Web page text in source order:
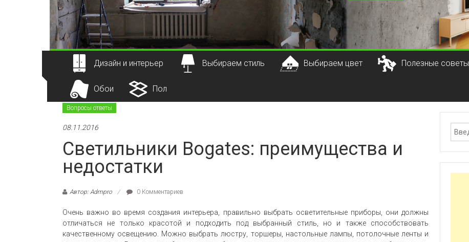
Дизайн и интерьер Выбираем стиль Выбираем цвет Полезные советы
Обои Пол
Вопросы ответы
08.11.2016
Светильники Bogates: преимущества и
недостатки
Автор: Admpro 0 Комментариев
Очень важно во время создания интерьера, правильно выбрать осветительные приборы, они должны
отличаться не только красотой и подходить под выбранный стиль, но и также способствовать
качественному освещению. Можно выбрать люстру, торшеры, настольные лампы, потолочные ленты и